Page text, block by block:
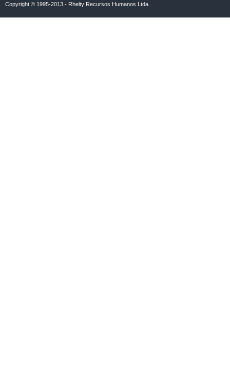
Copyright © 1995-2013 - Rhelty Recursos Humanos Ltda.